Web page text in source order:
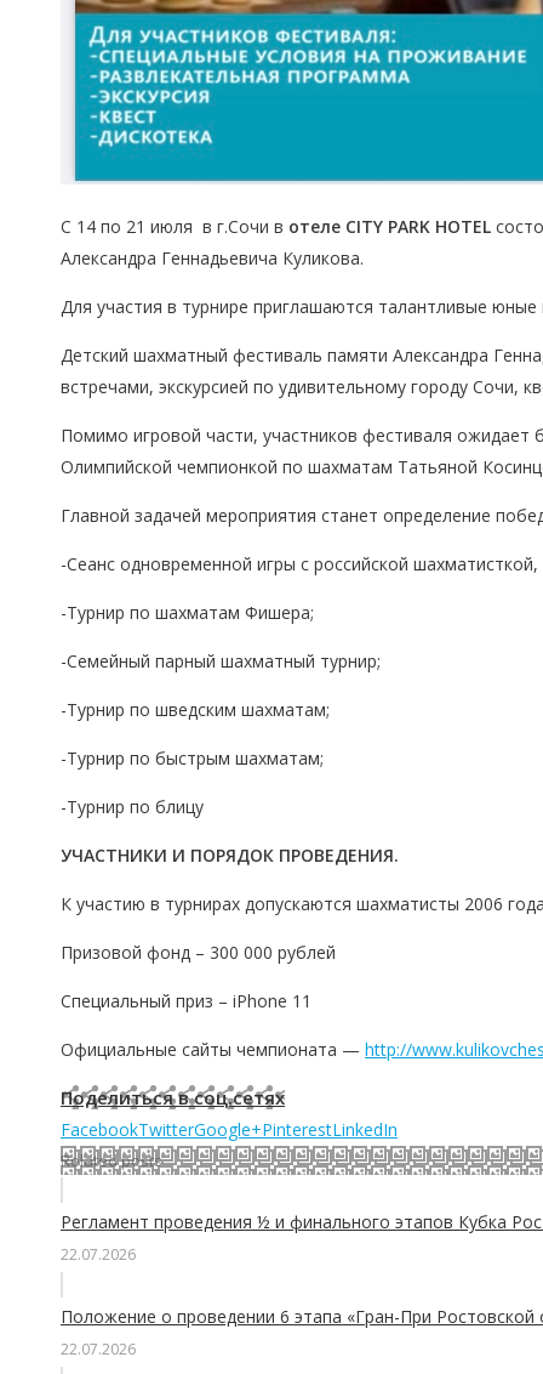
С 14 по 21 июля в г.Сочи в отеле CITY PARK HOTEL
Александра Геннадьевича Куликова.
Для участия в турнире приглашаются талантливые
Детский шахматный фестиваль памяти Александра
встречами, экскурсией по удивительному городу
Помимо игровой части, участников фестиваля
Олимпийской чемпионкой по шахматам Татьяной
Главной задачей мероприятия станет определение
-Сеанс одновременной игры с российской
-Турнир по шахматам Фишера;
-Семейный парный шахматный турнир;
-Турнир по шведским шахматам;
-Турнир по быстрым шахматам;
-Турнир по блицу
УЧАСТНИКИ И ПОРЯДОК ПРОВЕДЕНИЯ.
К участию в турнирах допускаются шахматисты 2006
Призовой фонд – 300 000 рублей
Специальный приз – iPhone 11
Официальные сайты чемпионата — http://
Поделиться в соц.сетях
FacebookTwitterGoogle+PinterestLinkedIn
Related posts
Регламент проведения ½ и финального этапов Кубка
22.07.2026
Положение о проведении 6 этапа «Гран-При
22.07.2026